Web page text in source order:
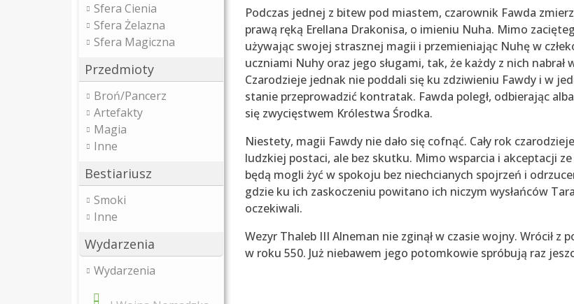
Sfera Cienia
Sfera Żelazna
Sfera Magiczna
Przedmioty
Broń/Pancerz
Artefakty
Magia
Inne
Bestiariusz
Smoki
Inne
Wydarzenia
Wydarzenia
Podczas jednej z bitew pod miastem, czarownik Fawda
prawą ręką Erellana Drakonisa, o imieniu Nuha. Mimo
używając swojej strasznej magii i przemieniając Nuhę w
uczniami Nuhy oraz jego sługami, tak, że każdy z nich
Czarodzieje jednak nie poddali się ku zdziwieniu Fawdy i w
stanie przeprowadzić kontratak. Fawda poległ, odbierając
się zwycięstwem Królestwa Środka.
Niestety, magii Fawdy nie dało się cofnąć. Cały rok
ludzkiej postaci, ale bez skutku. Mimo wsparcia i akceptacji
będą mogli żyć w spokoju bez niechcianych spojrzeń i
gdzie ku ich zaskoczeniu powitano ich niczym wysłańców
oczekiwali.
Wezyr Thaleb III Alneman nie zginął w czasie wojny. Wrócił
w roku 550. Już niebawem jego potomkowie spróbują raz